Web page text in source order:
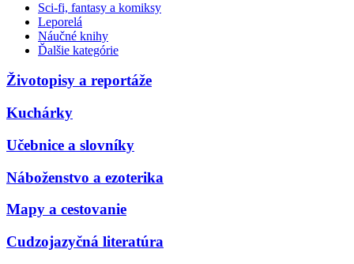
Sci-fi, fantasy a komiksy
Leporelá
Náučné knihy
Ďalšie kategórie
Životopisy a reportáže
Kuchárky
Učebnice a slovníky
Náboženstvo a ezoterika
Mapy a cestovanie
Cudzojazyčná literatúra